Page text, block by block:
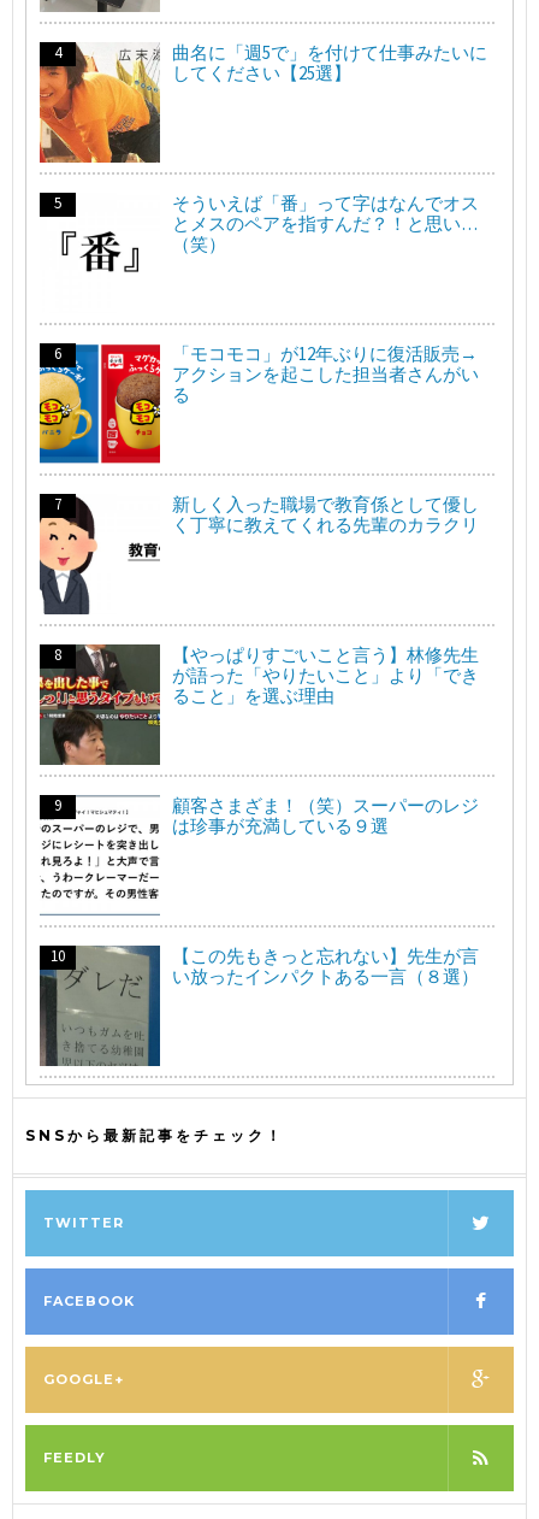
曲名に「週5で」を付けて仕事みたいに
してください【25選】
そういえば「番」って字はなんでオス
とメスのペアを指すんだ？！と思い…
（笑）
「モコモコ」が12年ぶりに復活販売→
アクションを起こした担当者さんがい
る
新しく入った職場で教育係として優し
く丁寧に教えてくれる先輩のカラクリ
【やっぱりすごいこと言う】林修先生
が語った「やりたいこと」より「でき
ること」を選ぶ理由
顧客さまざま！（笑）スーパーのレジ
は珍事が充満している９選
【この先もきっと忘れない】先生が言
い放ったインパクトある一言（８選）
SNSから最新記事をチェック！
TWITTER
FACEBOOK
GOOGLE+
FEEDLY